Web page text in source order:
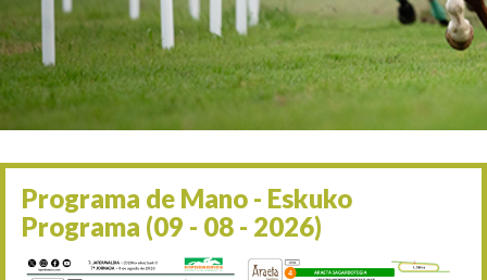
06/09 17:30 Irailaren 6a / 6 de
13/09 17:30 Irailaren 13a / 13 de
30/09 11:30 Irailaren 30a / 30 de
11/06 11:30
05/07 11:30 Uztailaren 5a / 5 de julio
12/07 11:30 Uztailaren 12a / 12 de
Programa de Mano - Eskuko
Programa (09 - 08 - 2026)